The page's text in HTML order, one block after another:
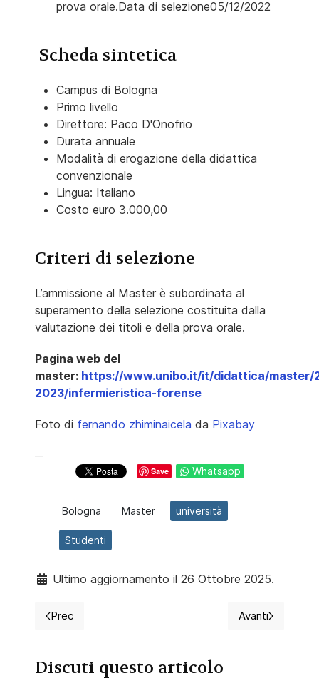
prova orale.Data di selezione05/12/2022
Scheda sintetica
Campus di Bologna
Primo livello
Direttore: Paco D'Onofrio
Durata annuale
Modalità di erogazione della didattica
convenzionale
Lingua: Italiano
Costo euro 3.000,00
Criteri di selezione
L’ammissione al Master è subordinata al
superamento della selezione costituita dalla
valutazione dei titoli e della prova orale.
Pagina web del
master: https://www.unibo.it/it/didattica/master/
2023/infermieristica-forense
Foto di fernando zhiminaicela da Pixabay
Save Whatsapp
Bologna Master università
Studenti
Ultimo aggiornamento il 26 Ottobre 2025.
Articolo precedente: Bologna: Master in Clinical
Prec Articolo
Avanti
Discuti questo articolo